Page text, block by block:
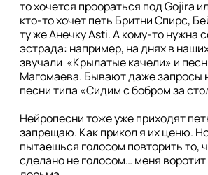
то хочется проораться под Gojira
кто-то хочет петь Бритни Спирс,
ту же Анечку Asti. А кому-то нужна
эстрада: например, на днях в
звучали  «Крылатые качели» и
Магомаева. Бывают даже запросы
песни типа «Сидим с бобром за
Нейропесни тоже уже приходят
запрещаю. Как прикол я их ценю.
пытаешься голосом повторить то,
сделано не голосом… меня воротит